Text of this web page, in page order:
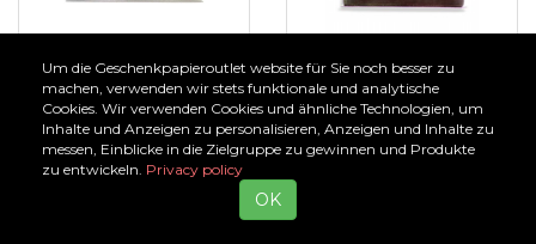
Ab€ 1,00
Organzaband silber
Ab€ 1,00
Organzaband braun
Um die Geschenkpapieroutlet website für Sie noch besser zu
machen, verwenden wir stets funktionale und analytische
Cookies. Wir verwenden Cookies und ähnliche Technologien, um
Inhalte und Anzeigen zu personalisieren, Anzeigen und Inhalte zu
messen, Einblicke in die Zielgruppe zu gewinnen und Produkte
zu entwickeln. Privacy policy
OK